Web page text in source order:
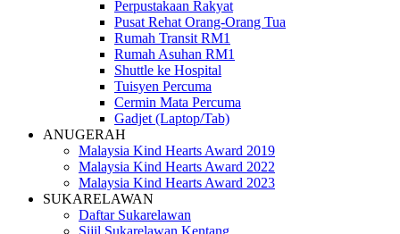
Perpustakaan Rakyat
Pusat Rehat Orang-Orang Tua
Rumah Transit RM1
Rumah Asuhan RM1
Shuttle ke Hospital
Tuisyen Percuma
Cermin Mata Percuma
Gadjet (Laptop/Tab)
ANUGERAH
Malaysia Kind Hearts Award 2019
Malaysia Kind Hearts Award 2022
Malaysia Kind Hearts Award 2023
SUKARELAWAN
Daftar Sukarelawan
Sijil Sukarelawan Kentang